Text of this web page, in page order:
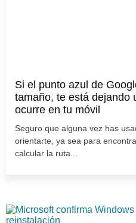
Si el punto azul de
tamaño, te está dejando
ocurre en tu móvil
Seguro que alguna vez has
orientarte, ya sea para
calcular la ruta...